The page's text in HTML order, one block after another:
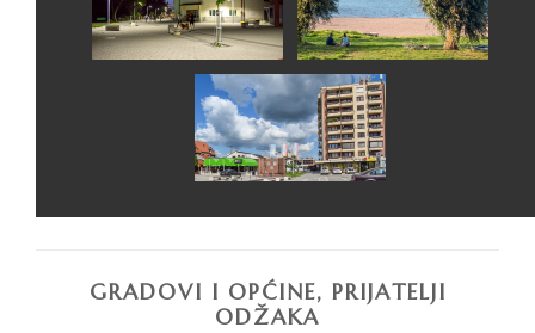
GRADOVI I OPĆINE, PRIJATELJI
ODŽAKA